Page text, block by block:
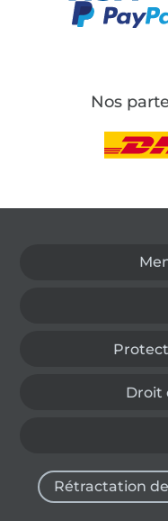
Nos
Droit
Rétractation